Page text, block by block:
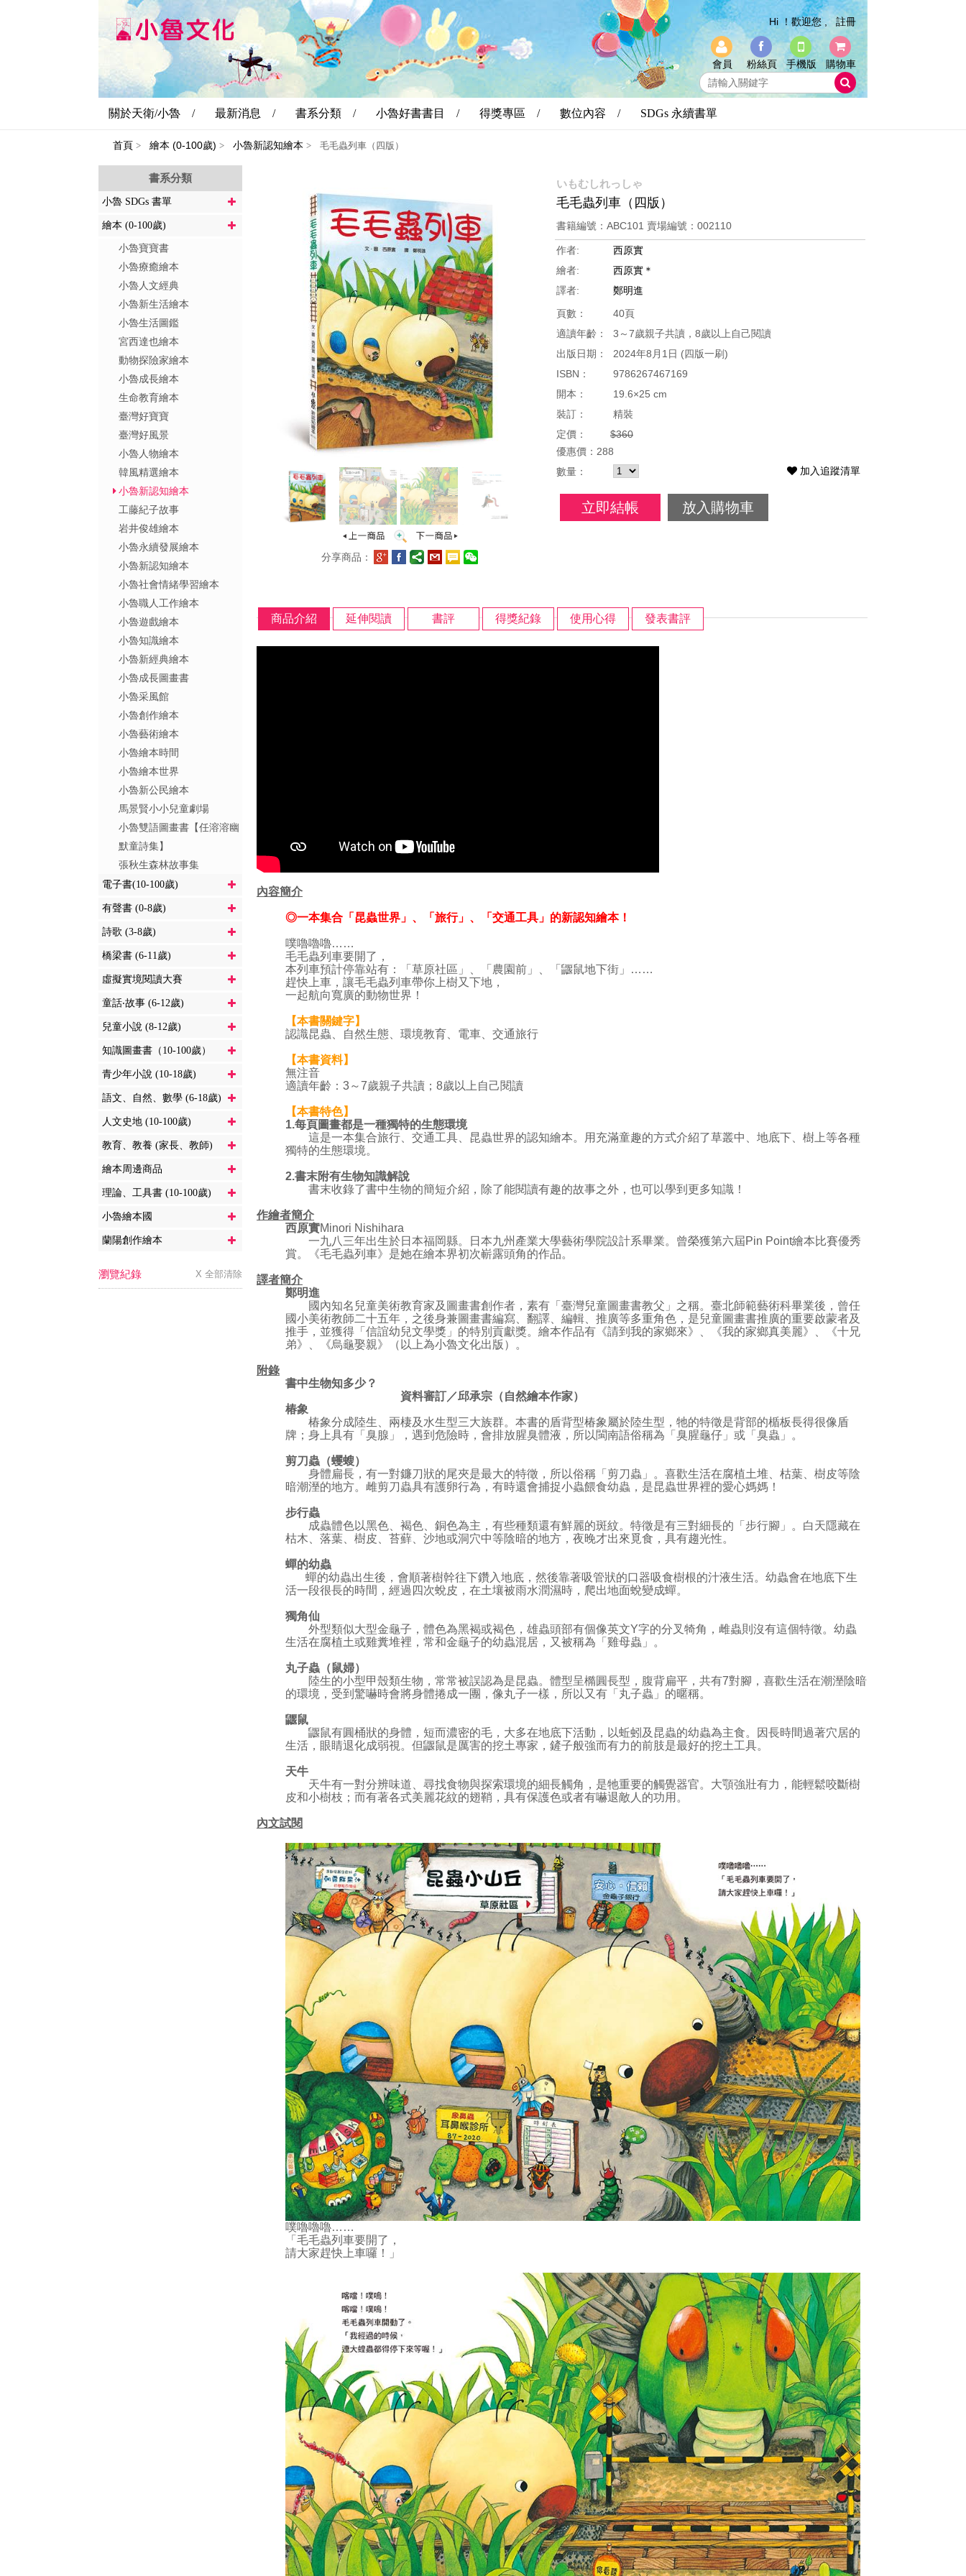
Hi ！歡迎您 , 註冊
會員 粉絲頁 手機版 購物車
關於天衛/小魯 / 最新消息 / 書系分類 / 小魯好書書目 / 得獎專區 / 數位內容 / SDGs 永續書單
首頁 > 繪本 (0-100歲) > 小魯新認知繪本 > 毛毛蟲列車（四版）
書系分類
小魯 SDGs 書單
繪本 (0-100歲)
小魯寶寶書
小魯療癒繪本
小魯人文經典
小魯新生活繪本
小魯生活圖鑑
宮西達也繪本
動物探險家繪本
小魯成長繪本
生命教育繪本
臺灣好寶寶
臺灣好風景
小魯人物繪本
韓風精選繪本
小魯新認知繪本
工藤紀子故事
岩井俊雄繪本
小魯永續發展繪本
小魯新認知繪本
小魯社會情緒學習繪本
小魯職人工作繪本
小魯遊戲繪本
小魯知識繪本
小魯新經典繪本
小魯成長圖畫書
小魯采風館
小魯創作繪本
小魯藝術繪本
小魯繪本時間
小魯繪本世界
小魯新公民繪本
馬景賢小小兒童劇場
小魯雙語圖畫書【任溶溶幽
默童詩集】
張秋生森林故事集
電子書(10-100歲)
有聲書 (0-8歲)
詩歌 (3-8歲)
橋梁書 (6-11歲)
虛擬實境閱讀大賽
童話‧故事 (6-12歲)
兒童小說 (8-12歲)
知識圖畫書（10-100歲）
青少年小說 (10-18歲)
語文、自然、數學 (6-18歲)
人文史地 (10-100歲)
教育、教養 (家長、教師)
繪本周邊商品
理論、工具書 (10-100歲)
小魯繪本國
蘭陽創作繪本
瀏覽紀錄 X 全部清除
分享商品：
いもむしれっしゃ
毛毛蟲列車（四版）
書籍編號：ABC101 賣場編號：002110
作者:
西原實
繪者:
西原實＊
譯者:
鄭明進
頁數：
40頁
適讀年齡：
3～7歲親子共讀，8歲以上自己閱讀
出版日期：
2024年8月1日 (四版一刷)
ISBN：
9786267467169
開本：
19.6×25 cm
裝訂：
精裝
定價：
$360
優惠價： 288
數量：
加入追蹤清單
立即結帳 放入購物車
商品介紹 延伸閱讀 書評 得獎紀錄 使用心得 發表書評
內容簡介
◎一本集合「昆蟲世界」、「旅行」、「交通工具」的新認知繪本！
噗嚕嚕嚕……
毛毛蟲列車要開了，
本列車預計停靠站有：「草原社區」、「農園前」、「鼴鼠地下街」……
趕快上車，讓毛毛蟲列車帶你上樹又下地，
一起航向寬廣的動物世界！
【本書關鍵字】
認識昆蟲、自然生態、環境教育、電車、交通旅行
【本書資料】
無注音
適讀年齡：3～7歲親子共讀；8歲以上自己閱讀
【本書特色】
1.每頁圖畫都是一種獨特的生態環境
這是一本集合旅行、交通工具、昆蟲世界的認知繪本。用充滿童趣的方式介紹了草叢中、地底下、樹上等各種
獨特的生態環境。
2.書末附有生物知識解說
書末收錄了書中生物的簡短介紹，除了能閱讀有趣的故事之外，也可以學到更多知識！
作繪者簡介
西原實Minori Nishihara
一九八三年出生於日本福岡縣。日本九州產業大學藝術學院設計系畢業。曾榮獲第六屆Pin Point繪本比賽優秀
賞。《毛毛蟲列車》是她在繪本界初次嶄露頭角的作品。
譯者簡介
鄭明進
國內知名兒童美術教育家及圖畫書創作者，素有「臺灣兒童圖畫書教父」之稱。臺北師範藝術科畢業後，曾任
國小美術教師二十五年，之後身兼圖畫書編寫、翻譯、編輯、推廣等多重角色，是兒童圖畫書推廣的重要啟蒙者及
推手，並獲得「信誼幼兒文學獎」的特別貢獻獎。繪本作品有《請到我的家鄉來》、《我的家鄉真美麗》、《十兄
弟》、《烏龜娶親》（以上為小魯文化出版）。
附錄
書中生物知多少？
資料審訂／邱承宗（自然繪本作家）
椿象
椿象分成陸生、兩棲及水生型三大族群。本書的盾背型椿象屬於陸生型，牠的特徵是背部的楯板長得很像盾
牌；身上具有「臭腺」，遇到危險時，會排放腥臭體液，所以閩南語俗稱為「臭腥龜仔」或「臭蟲」。
剪刀蟲（蠼螋）
身體扁長，有一對鐮刀狀的尾夾是最大的特徵，所以俗稱「剪刀蟲」。喜歡生活在腐植土堆、枯葉、樹皮等陰
暗潮溼的地方。雌剪刀蟲具有護卵行為，有時還會捕捉小蟲餵食幼蟲，是昆蟲世界裡的愛心媽媽！
步行蟲
成蟲體色以黑色、褐色、銅色為主，有些種類還有鮮麗的斑紋。特徵是有三對細長的「步行腳」。白天隱藏在
枯木、落葉、樹皮、苔蘚、沙地或洞穴中等陰暗的地方，夜晚才出來覓食，具有趨光性。
蟬的幼蟲
蟬的幼蟲出生後，會順著樹幹往下鑽入地底，然後靠著吸管狀的口器吸食樹根的汁液生活。幼蟲會在地底下生
活一段很長的時間，經過四次蛻皮，在土壤被雨水潤濕時，爬出地面蛻變成蟬。
獨角仙
外型類似大型金龜子，體色為黑褐或褐色，雄蟲頭部有個像英文Y字的分叉犄角，雌蟲則沒有這個特徵。幼蟲
生活在腐植土或雞糞堆裡，常和金龜子的幼蟲混居，又被稱為「雞母蟲」。
丸子蟲（鼠婦）
陸生的小型甲殼類生物，常常被誤認為是昆蟲。體型呈橢圓長型，腹背扁平，共有7對腳，喜歡生活在潮溼陰暗
的環境，受到驚嚇時會將身體捲成一團，像丸子一樣，所以又有「丸子蟲」的暱稱。
鼴鼠
鼴鼠有圓桶狀的身體，短而濃密的毛，大多在地底下活動，以蚯蚓及昆蟲的幼蟲為主食。因長時間過著穴居的
生活，眼睛退化成弱視。但鼴鼠是厲害的挖土專家，鏟子般強而有力的前肢是最好的挖土工具。
天牛
天牛有一對分辨味道、尋找食物與探索環境的細長觸角，是牠重要的觸覺器官。大顎強壯有力，能輕鬆咬斷樹
皮和小樹枝；而有著各式美麗花紋的翅鞘，具有保護色或者有嚇退敵人的功用。
內文試閱
噗嚕嚕嚕……
「毛毛蟲列車要開了，
請大家趕快上車囉！」